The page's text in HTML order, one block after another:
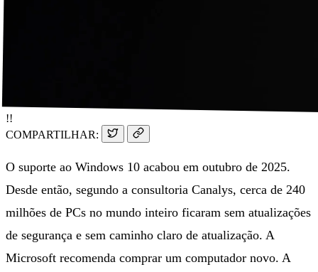
!!
COMPARTILHAR:
O suporte ao Windows 10 acabou em outubro de 2025.
Desde então, segundo a consultoria Canalys, cerca de 240
milhões de PCs no mundo inteiro ficaram sem atualizações
de segurança e sem caminho claro de atualização. A
Microsoft recomenda comprar um computador novo. A